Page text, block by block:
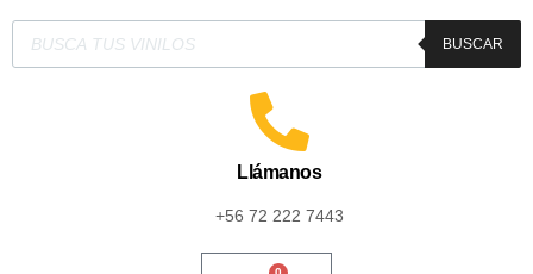
BUSCAR
Llámanos
+56 72 222 7443